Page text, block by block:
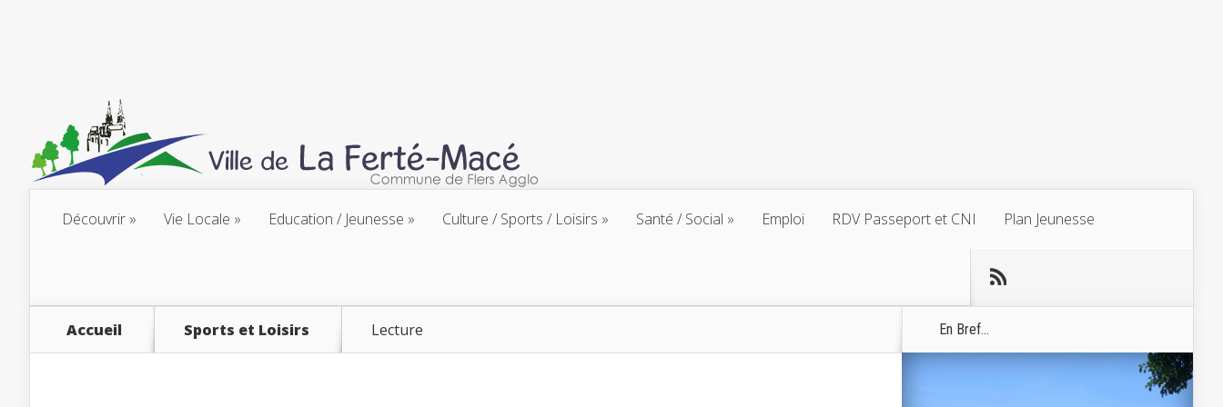
Découvrir Vie Locale Education / Jeunesse Culture / Sports / Loisirs Santé / Social Emploi RDV Passeport et CNI Plan Jeunesse
Accueil Sports et Loisirs Lecture En Bref...